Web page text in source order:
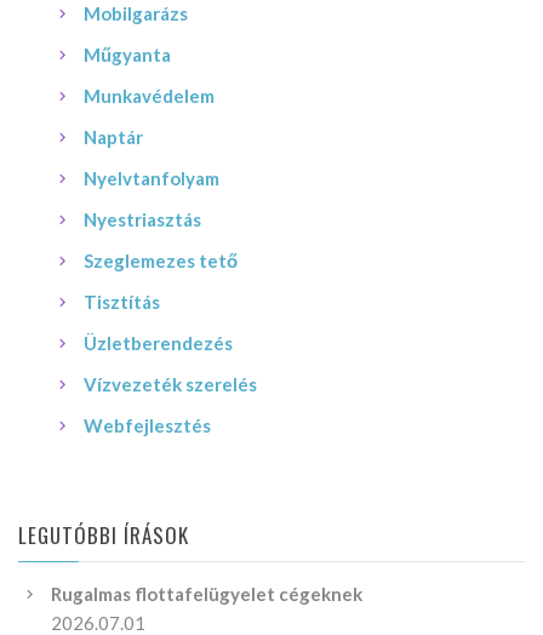
Mobilgarázs
Műgyanta
Munkavédelem
Naptár
Nyelvtanfolyam
Nyestriasztás
Szeglemezes tető
Tisztítás
Üzletberendezés
Vízvezeték szerelés
Webfejlesztés
LEGUTÓBBI ÍRÁSOK
Rugalmas flottafelügyelet cégeknek
2026.07.01